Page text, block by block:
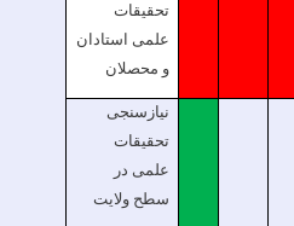
علمی استادان
و محصلان
نیازسنجی
سطح ولایت